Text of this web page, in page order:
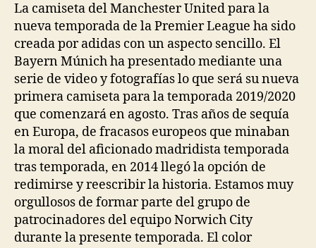
La camiseta del Manchester United para la
nueva temporada de la Premier League ha sido
creada por adidas con un aspecto sencillo. El
Bayern Múnich ha presentado mediante una
serie de video y fotografías lo que será su nueva
primera camiseta para la temporada 2019/2020
que comenzará en agosto. Tras años de sequía
en Europa, de fracasos europeos que minaban
la moral del aficionado madridista temporada
tras temporada, en 2014 llegó la opción de
redimirse y reescribir la historia. Estamos muy
orgullosos de formar parte del grupo de
patrocinadores del equipo Norwich City
durante la presente temporada. El color